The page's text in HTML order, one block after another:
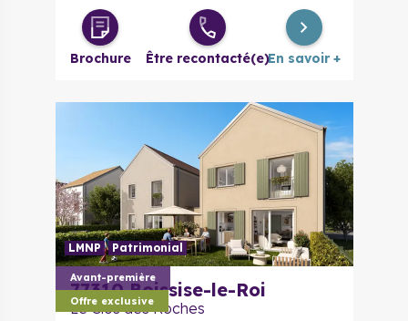
3 pièces à partir de 271 663 €
Brochure Être recontacté(e)En savoir +
Avant-première
Offre exclusive
LMNP Patrimonial
77310 Boissise-le-Roi
Le Clos des Roches